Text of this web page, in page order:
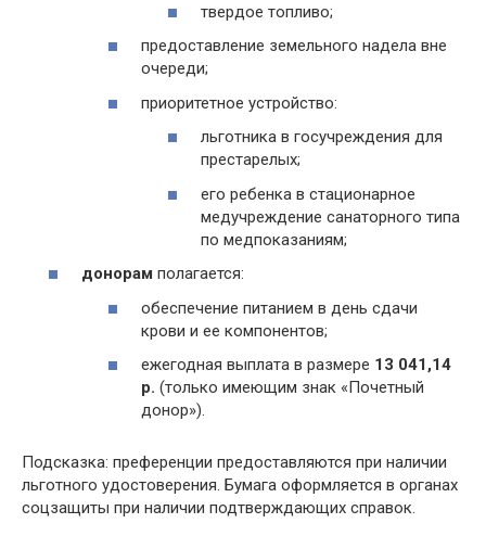
твердое топливо;
предоставление земельного надела вне
очереди;
приоритетное устройство:
льготника в госучреждения для
престарелых;
его ребенка в стационарное
медучреждение санаторного типа
по медпоказаниям;
донорам полагается:
обеспечение питанием в день сдачи
крови и ее компонентов;
ежегодная выплата в размере 13 041,14
р. (только имеющим знак «Почетный
донор»).
Подсказка: преференции предоставляются при наличии
льготного удостоверения. Бумага оформляется в органах
соцзащиты при наличии подтверждающих справок.